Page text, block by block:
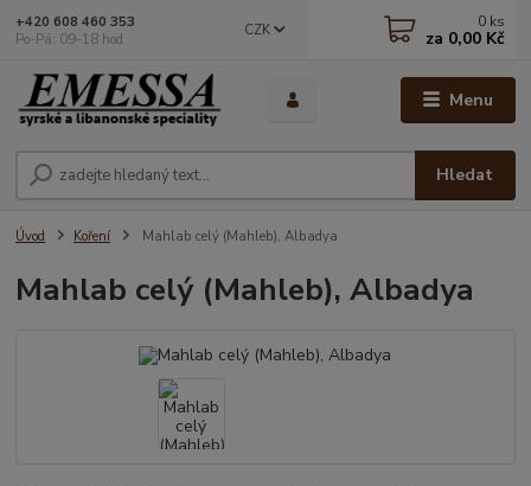
Menu
CZK
Hledat
+420 608 460 353
Po-Pá: 09-18 hod.
0 ks
za 0,00 Kč
Úvod Koření Mahlab celý (Mahleb), Albadya
Mahlab celý (Mahleb), Albadya